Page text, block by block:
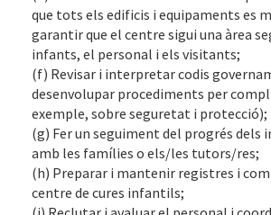
que tots els edificis i equipaments es
garantir que el centre sigui una àrea
infants, el personal i els visitants;
(f) Revisar i interpretar codis
desenvolupar procediments per
exemple, sobre seguretat i protecció);
(g) Fer un seguiment del progrés dels
amb les famílies o els/les tutors/res;
(h) Preparar i mantenir registres i
centre de cures infantils;